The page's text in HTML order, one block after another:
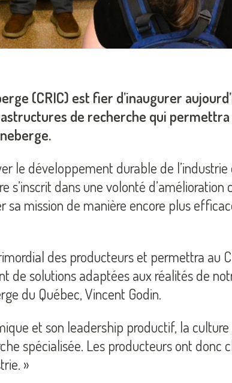
(CRIC) est fier d’inaugurer
de recherche qui
le développement durable de
s’inscrit dans une volonté
mission de manière encore plus
des producteurs et permettra au
de solutions adaptées aux réalités de
du Québec, Vincent Godin.
et son leadership productif, la
spécialisée. Les producteurs ont donc
»